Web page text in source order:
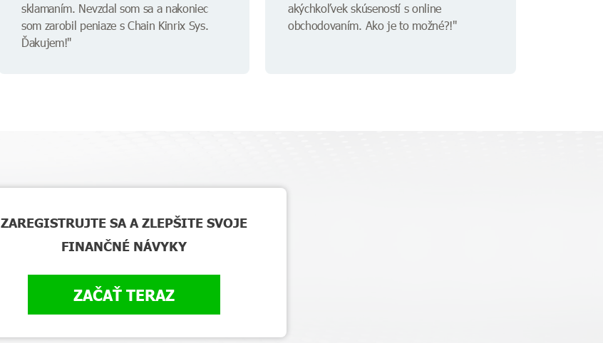
sklamaním. Nevzdal som sa a nakoniec
som zarobil peniaze s Chain Kinrix Sys.
Ďakujem!"
akýchkoľvek skúseností s online
obchodovaním. Ako je to možné?!"
ZAREGISTRUJTE SA A ZLEPŠITE SVOJE
FINANČNÉ NÁVYKY
ZAČAŤ TERAZ